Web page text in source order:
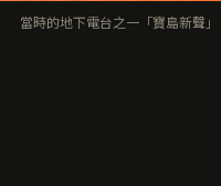
當時的地下電台之一「寶島新聲」